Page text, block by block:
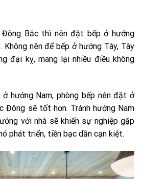
Đông Bắc thì nên đặt bếp ở hướng
nên để bếp ở hướng Tây, Tây
đại kỵ, mang lại nhiều điều không
ở hướng Nam, phòng bếp nên đặt ở
Đông sẽ tốt hơn. Tránh hướng Nam
với nhà sẽ khiến sự nghiệp gặp
phát triển, tiền bạc dần cạn kiệt.